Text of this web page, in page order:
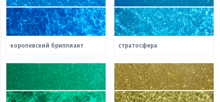
королевский бриллиант стратосфера